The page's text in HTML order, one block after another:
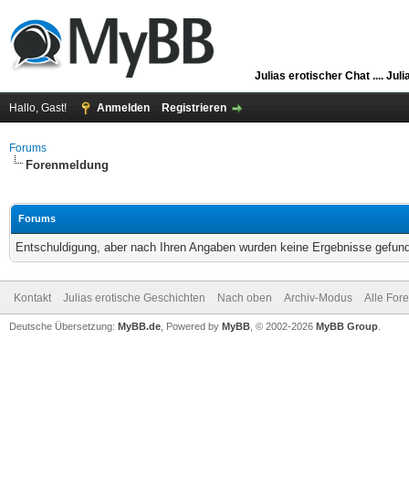
Julias erotischer Chat ....
Hallo, Gast! Anmelden Registrieren
Forums
Forenmeldung
Forums
Entschuldigung, aber nach Ihren Angaben wurden keine Ergebnisse
Kontakt Julias erotische Geschichten Nach oben Archiv-Modus Alle
Deutsche Übersetzung: MyBB.de , Powered by MyBB , © 2002-2026 MyBB Group